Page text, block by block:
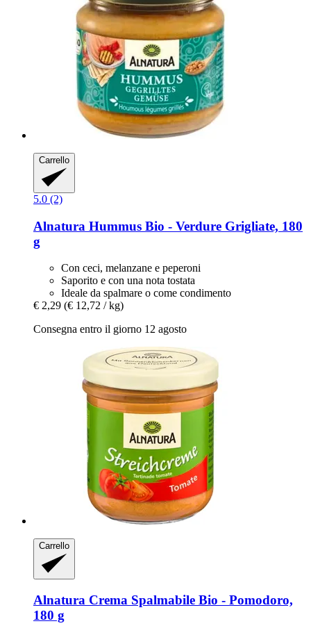
Carrello
5.0 (2)
Alnatura Hummus Bio -​ Verdure Grigliate, 180
g
Con ceci, melanzane e peperoni
Saporito e con una nota tostata
Ideale da spalmare o come condimento
€ 2,29 (€ 12,72 / kg)
Consegna entro il giorno 12 agosto
Carrello
Alnatura Crema Spalmabile Bio -​ Pomodoro,
180 g